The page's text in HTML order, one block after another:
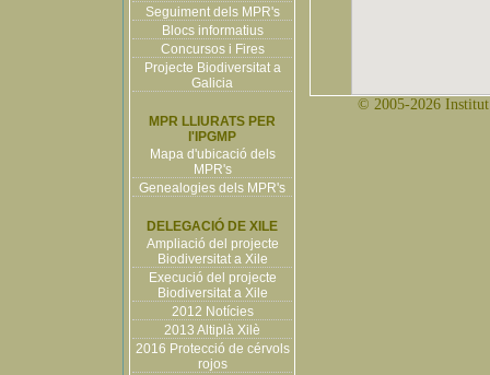
Seguiment dels MPR's
Blocs informatius
Concursos i Fires
Projecte Biodiversitat a
Galicia
MPR LLIURATS PER
l'IPGMP
Mapa d'ubicació dels
MPR's
Genealogies dels MPR's
DELEGACIÓ DE XILE
Ampliació del projecte
Biodiversitat a Xile
Execució del projecte
Biodiversitat a Xile
2012 Notícies
2013 Altiplà Xilè
2016 Protecció de cérvols
rojos
© 2005-2026 Institut